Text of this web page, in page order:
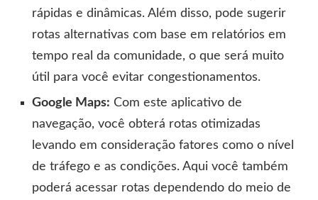
rápidas e dinâmicas. Além disso, pode sugerir
rotas alternativas com base em relatórios em
tempo real da comunidade, o que será muito
útil para você evitar congestionamentos.
Google Maps: Com este aplicativo de
navegação, você obterá rotas otimizadas
levando em consideração fatores como o nível
de tráfego e as condições. Aqui você também
poderá acessar rotas dependendo do meio de